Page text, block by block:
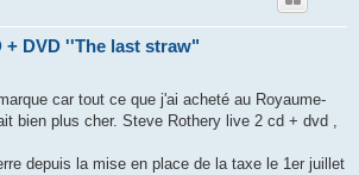
+ DVD ''The last straw"
car tout ce que j'ai acheté au Royaume-
bien plus cher. Steve Rothery live 2 cd + dvd ,
depuis la mise en place de la taxe le 1er juillet